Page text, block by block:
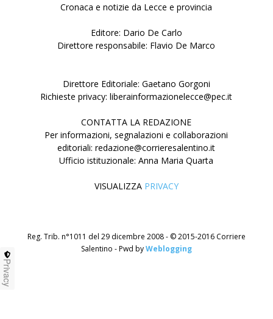
Cronaca e notizie da Lecce e provincia
Editore: Dario De Carlo
Direttore responsabile: Flavio De Marco
Direttore Editoriale: Gaetano Gorgoni
Richieste privacy: liberainformazionelecce@pec.it
CONTATTA LA REDAZIONE
Per informazioni, segnalazioni e collaborazioni
editoriali: redazione@corrieresalentino.it
Ufficio istituzionale: Anna Maria Quarta
VISUALIZZA PRIVACY
Reg. Trib. n°1011 del 29 dicembre 2008 - © 2015-2016 Corriere
Salentino - Pwd byWeblogging
Privacy